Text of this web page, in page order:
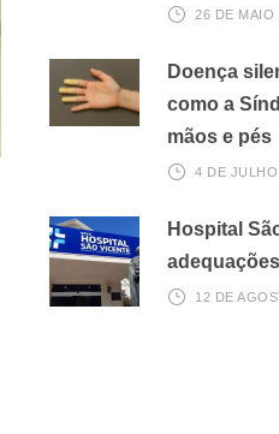
26 DE MAIO
Doença
como a
mãos e pés
4 DE
Hospital
12 DE